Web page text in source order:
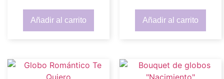
Añadir al carrito Añadir al carrito